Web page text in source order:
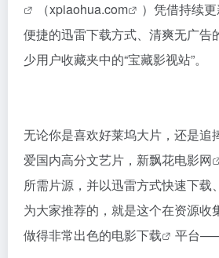
（xpiaohua.com
）凭借持续更
便捷的迅雷下载方式、清爽无广告
少用户收藏夹中的“宝藏影视站”。
无论你是喜欢好莱坞大片，还是追
爱国内高分文艺片，新飘花电影网
所需片源，并以迅雷方式快速下载
为大家推荐的，就是这个在资源收
做得非常出色的电影下载 平台